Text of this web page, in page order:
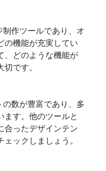
作ツールであり、オ
の機能が充実してい
、どのような機能が
です。
数が豊富であり、多
ます。他のツールと
合ったデザインテン
ックしましょう。